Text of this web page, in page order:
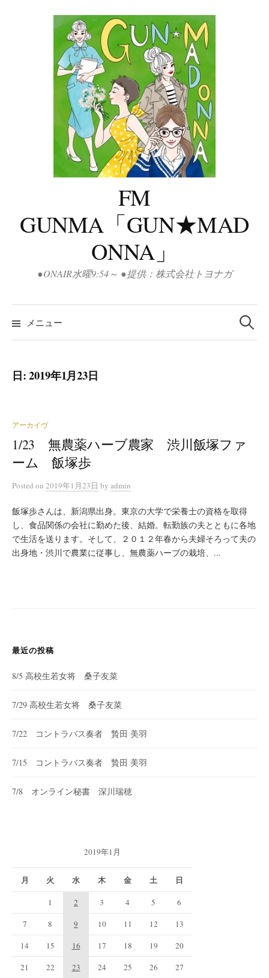
FM
GUNMA「GUN★MAD
ONNA」
●ONAIR水曜9:54～ ●提供：株式会社トヨナガ
メニュー
検
索:
日:2019年1月23日
アーカイヴ
1/23 無農薬ハーブ農家 渋川飯塚ファ
ーム 飯塚歩
Posted on 2019年1月23日 by admin
飯塚歩さんは、新潟県出身。東京の大学で栄養士の資格を取得
し、食品関係の会社に勤めた後、結婚。転勤族の夫とともに各地
で生活を送ります。そして、２０１２年春から夫婦そろって夫の
出身地・渋川で農業に従事し、無農薬ハーブの栽培、...
最近の投稿
8/5 高校生若女将 桑子友菜
7/29 高校生若女将 桑子友菜
7/22 コントラバス奏者 贄田 美羽
7/15 コントラバス奏者 贄田 美羽
7/8 オンライン秘書 深川瑞穂
2019年1月
月 火 水 木 金 土 日
1 2 3 4 5
6
7
8 9 10 11 12
13
14
15 16 17 18 19
20
21
22 23 24 25 26
27